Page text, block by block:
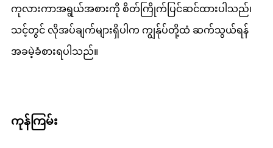
ကုလားကာအရွယ်အစားကို စိတ်ကြိုက်ပြင်ဆင်ထားပါသည်၊
သင့်တွင် လိုအပ်ချက်များရှိပါက ကျွန်ုပ်တို့ထံ ဆက်သွယ်ရန်
အခမဲ့ခံစားရပါသည်။
ကုန်ကြမ်း